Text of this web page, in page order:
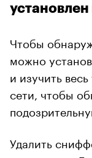
Чтобы
можно
и изучить
сети, чтобы
Удалить